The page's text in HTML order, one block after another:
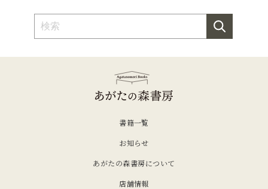
書籍一覧
お知らせ
あがたの森書房について
店舗情報